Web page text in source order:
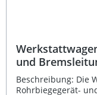
und
Beschreibung: Die
Rohrbiegegerät-